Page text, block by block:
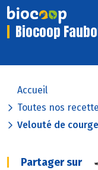
Biocoop
Accueil
Toutes nos
Velouté de
Partager sur